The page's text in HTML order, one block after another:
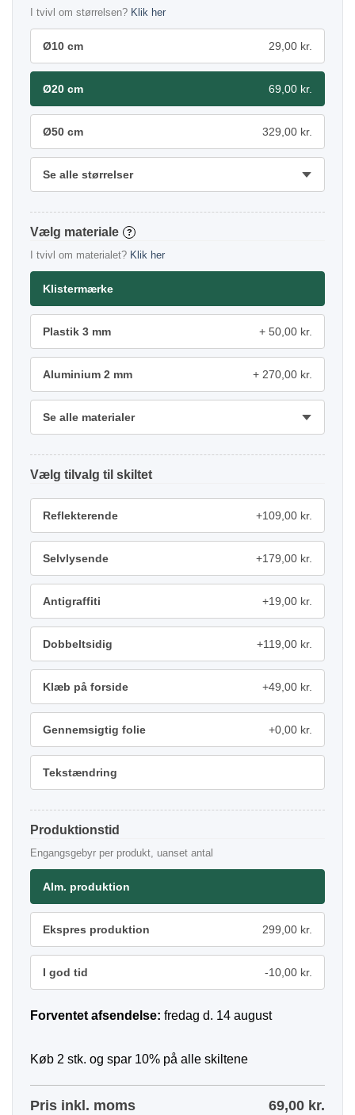
I tvivl om størrelsen? Klik her
Ø10 cm 29,00 kr.
Ø20 cm 69,00 kr.
Ø50 cm 329,00 kr.
Se alle størrelser
materiale ?
I tvivl om materialet? Klik her
Klistermærke
Plastik 3 mm 50,00 kr.
Aluminium 2 mm 270,00 kr.
Se alle materialer
tilvalg
Reflekterende +109,00 kr.
Selvlysende +179,00 kr.
Antigraffiti +19,00 kr.
Dobbeltsidig +119,00 kr.
Klæb på forside +49,00 kr.
Gennemsigtig folie +0,00 kr.
Tekstændring
Produktionstid
Engangsgebyr per produkt, uanset antal
Alm. produktion
Ekspres produktion 299,00 kr.
I god tid -10,00 kr.
Forventet afsendelse: fredag d. 14 august
Køb 2 stk. og spar 10% på alle skiltene
Pris inkl. moms 69,00 kr.